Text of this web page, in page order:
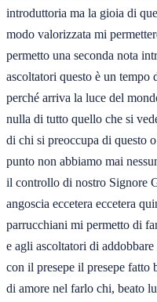
introduttoria ma la gioia di
modo valorizzata mi
permetto una seconda nota
ascoltatori questo è un
perché arriva la luce del
nulla di tutto quello che si
di chi si preoccupa di questo
punto non abbiamo mai
il controllo di nostro Signore
angoscia eccetera eccetera
parrucchiani mi permetto di
e agli ascoltatori di
con il presepe il presepe fatto
di amore nel farlo chi, beato